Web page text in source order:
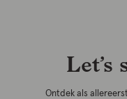
Let’s
Ontdek als